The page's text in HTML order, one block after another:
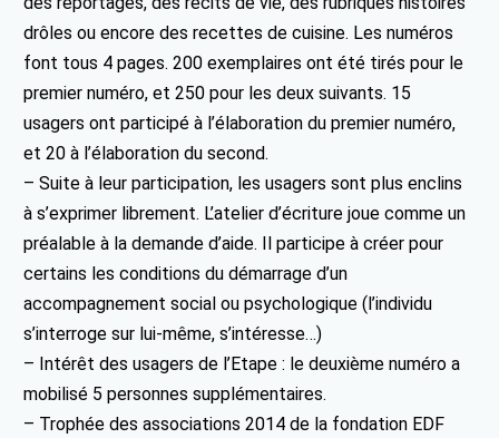
drôles ou encore des recettes de cuisine. Les numéros
font tous 4 pages. 200 exemplaires ont été tirés pour le
premier numéro, et 250 pour les deux suivants. 15
usagers ont participé à l’élaboration du premier numéro,
et 20 à l’élaboration du second.
– Suite à leur participation, les usagers sont plus enclins
à s’exprimer librement. L’atelier d’écriture joue comme un
préalable à la demande d’aide. Il participe à créer pour
certains les conditions du démarrage d’un
accompagnement social ou psychologique (l’individu
s’interroge sur lui-même, s’intéresse…)
– Intérêt des usagers de l’Etape : le deuxième numéro a
mobilisé 5 personnes supplémentaires.
– Trophée des associations 2014 de la fondation EDF